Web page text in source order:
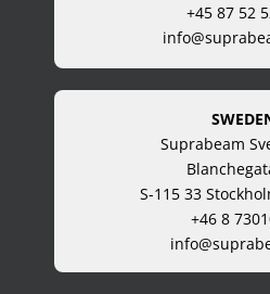
+45 87 52
Suprabeam
S-115 33
+46 8